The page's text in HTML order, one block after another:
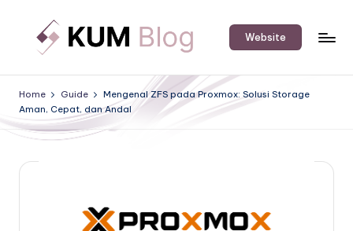
U
M
B
Software
Hardware
Website
Home Guide
Mengenal ZFS pada Proxmox: Solusi Storage
Aman, Cepat, dan Andal